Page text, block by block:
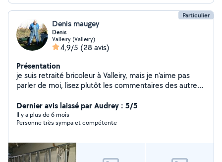
Particulier
Denis maugey
Denis
Valleiry (Valleiry)
4,9/5 (28 avis)
Présentation
je suis retraité bricoleur à Valleiry, mais je n'aime pas
parler de moi, lisez plutôt les commentaires des autre
Dernier avis laissé par Audrey : 5/5
Il y a plus de 6 mois
Personne très sympa et compétente